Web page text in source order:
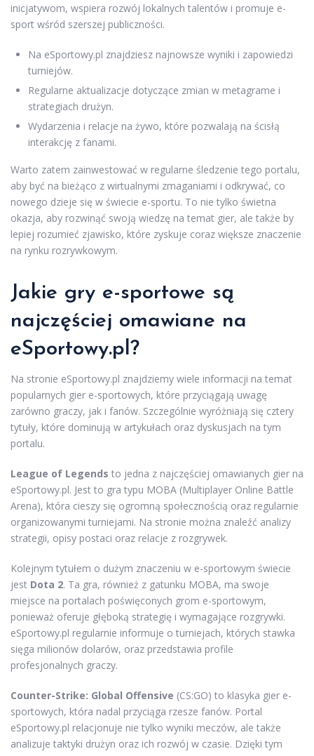
inicjatywom, wspiera rozwój lokalnych talentów i promuje e-
sport wśród szerszej publiczności.
Na eSportowy.pl znajdziesz najnowsze wyniki i zapowiedzi
turniejów.
Regularne aktualizacje dotyczące zmian w metagrame i
strategiach drużyn.
Wydarzenia i relacje na żywo, które pozwalają na ścisłą
interakcję z fanami.
Warto zatem zainwestować w regularne śledzenie tego portalu,
aby być na bieżąco z wirtualnymi zmaganiami i odkrywać, co
nowego dzieje się w świecie e-sportu. To nie tylko świetna
okazja, aby rozwinąć swoją wiedzę na temat gier, ale także by
lepiej rozumieć zjawisko, które zyskuje coraz większe znaczenie
na rynku rozrywkowym.
Jakie gry e-sportowe są
najczęściej omawiane na
eSportowy.pl?
Na stronie eSportowy.pl znajdziemy wiele informacji na temat
popularnych gier e-sportowych, które przyciągają uwagę
zarówno graczy, jak i fanów. Szczególnie wyróżniają się cztery
tytuły, które dominują w artykułach oraz dyskusjach na tym
portalu.
League of Legends to jedna z najczęściej omawianych gier na
eSportowy.pl. Jest to gra typu MOBA (Multiplayer Online Battle
Arena), która cieszy się ogromną społecznością oraz regularnie
organizowanymi turniejami. Na stronie można znaleźć analizy
strategii, opisy postaci oraz relacje z rozgrywek.
Kolejnym tytułem o dużym znaczeniu w e-sportowym świecie
jest Dota 2. Ta gra, również z gatunku MOBA, ma swoje
miejsce na portalach poświęconych grom e-sportowym,
ponieważ oferuje głęboką strategię i wymagające rozgrywki.
eSportowy.pl regularnie informuje o turniejach, których stawka
sięga milionów dolarów, oraz przedstawia profile
profesjonalnych graczy.
Counter-Strike: Global Offensive (CS:GO) to klasyka gier e-
sportowych, która nadal przyciąga rzesze fanów. Portal
eSportowy.pl relacjonuje nie tylko wyniki meczów, ale także
analizuje taktyki drużyn oraz ich rozwój w czasie. Dzięki tym